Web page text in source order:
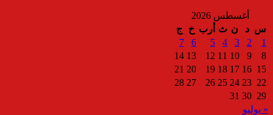
أغسطس 2026
س د ن ث أرب خ
ج
1
2
3
4
5
6
7
8
9
10
11
12
13
14
15
16
17
18
19
20
21
22
23
24
25
26
27
28
29
30
31
« يوليو